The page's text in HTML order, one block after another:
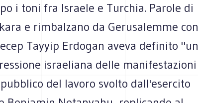
i toni fra Israele e Turchia. Parole di
e rimbalzano da Gerusalemme con
Tayyip Erdogan aveva definito "un
israeliana delle manifestazioni
del lavoro svolto dall'esercito